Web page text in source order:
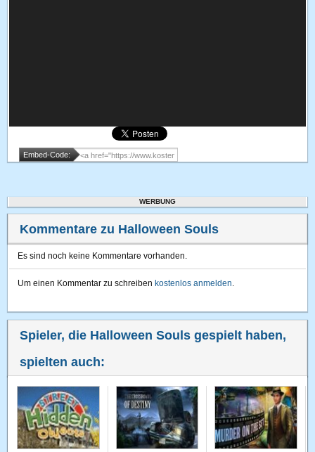
Embed-Code:
WERBUNG
Kommentare zu Halloween Souls
Es sind noch keine Kommentare vorhanden.
Um einen Kommentar zu schreiben kostenlos anmelden.
Spieler, die Halloween Souls gespielt haben,
spielten auch: